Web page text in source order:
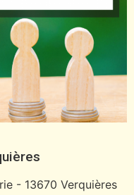
- 13670 Verquières